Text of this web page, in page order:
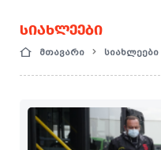
ᲡᲘᲐᲮᲚᲔᲔᲑᲘ
მთავარი სიახლეები